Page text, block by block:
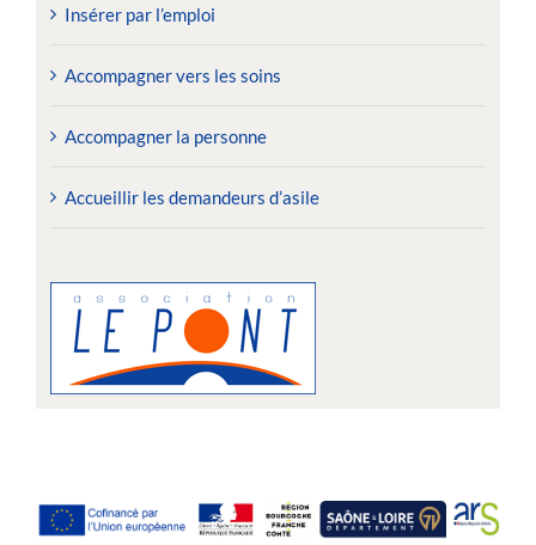
Insérer par l’emploi
Accompagner vers les soins
Accompagner la personne
Accueillir les demandeurs d’asile